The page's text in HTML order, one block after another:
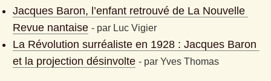
Jacques Baron, l’enfant retrouvé de La Nouvelle
Revue nantaise - par Luc Vigier
La Révolution surréaliste en 1928 : Jacques Baron
et la projection désinvolte - par Yves Thomas